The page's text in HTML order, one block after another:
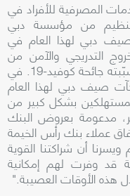
المصرفية للأفراد في
من مؤسسة دبي
صيف دبي لهذا العام في
التدريجي والآمن من
التباطؤ الناتج عن القيود والحظر الذي سبّبته جائحة كوفيد-19. في
صيف دبي لهذا العام
بشكل كبير من
مدعومة بعروض البنك
عملاء بنك رأس الخيمة
ويسرنا أن شراكتنا القوية
قد وفرت لهم إمكانية
هذه الأوقات العصيبة."